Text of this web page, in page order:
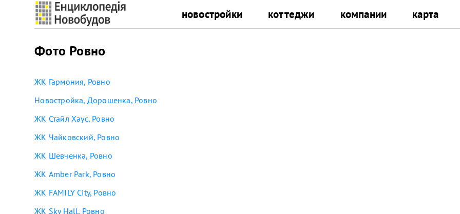
новостройки коттеджи компании карта
Фото Ровно
ЖК Гармония, Ровно
Новостройка, Дорошенка, Ровно
ЖК Стайл Хаус, Ровно
ЖК Чайковский, Ровно
ЖК Шевченка, Ровно
ЖК Amber Park, Ровно
ЖК FAMILY City, Ровно
ЖК Sky Hall, Ровно